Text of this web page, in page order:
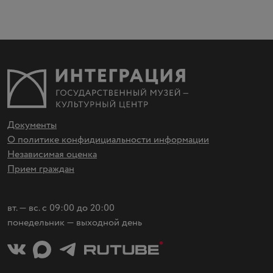
Документы
О политике конфидициальности информации
Независимая оценка
Прием граждан
вт. — вс. с 09:00 до 20:00
понедельник — выходной день